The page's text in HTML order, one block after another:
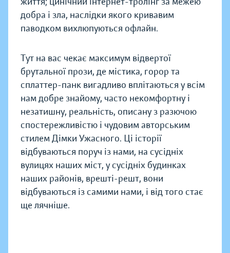
добра і зла, наслідки якого кривавим
паводком вихлюпуються офлайн.
Тут на вас чекає максимум відвертої
брутальної прози, де містика, горор та
сплаттер-панк вигадливо вплітаються у всім
нам добре знайому, часто некомфортну і
незатишну, реальність, описану з разючою
спостережливістю і чудовим авторським
стилем Дімки Ужасного. Ці історії
відбуваються поруч із нами, на сусідніх
вулицях наших міст, у сусідніх будинках
наших районів, врешті-решт, вони
відбуваються із самими нами, і від того стає
ще лячніше.